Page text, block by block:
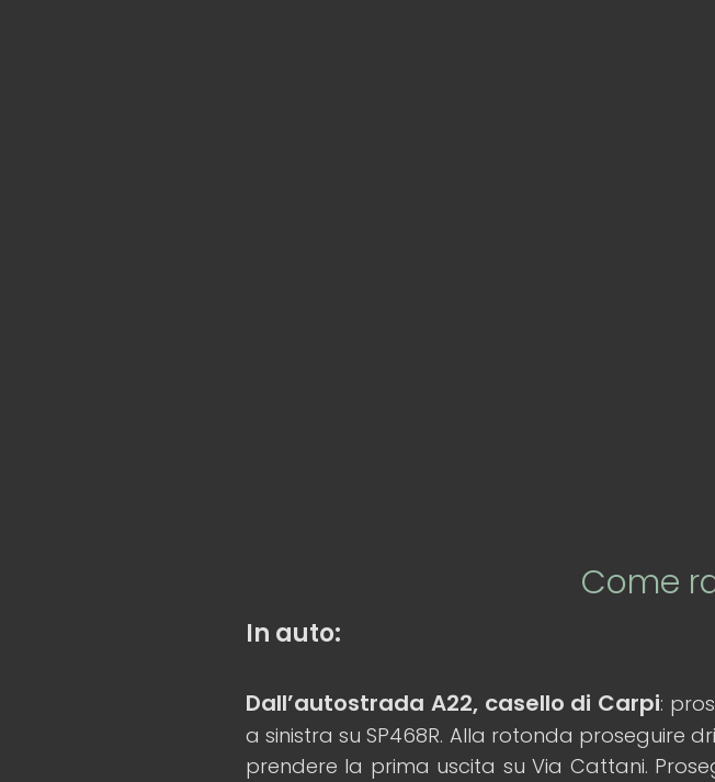
Come
In auto:
Dall’autostrada A22, casello di Carpi:
a sinistra su SP468R. Alla rotonda proseguire
prendere la prima uscita su Via Cattani.